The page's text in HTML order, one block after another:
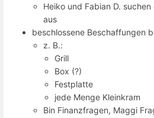
Heiko und Fabian D.
aus
beschlossene Beschaffungen
z. B.:
Grill
Box (?)
Festplatte
jede Menge Kleinkram
Bin Finanzfragen, Maggi